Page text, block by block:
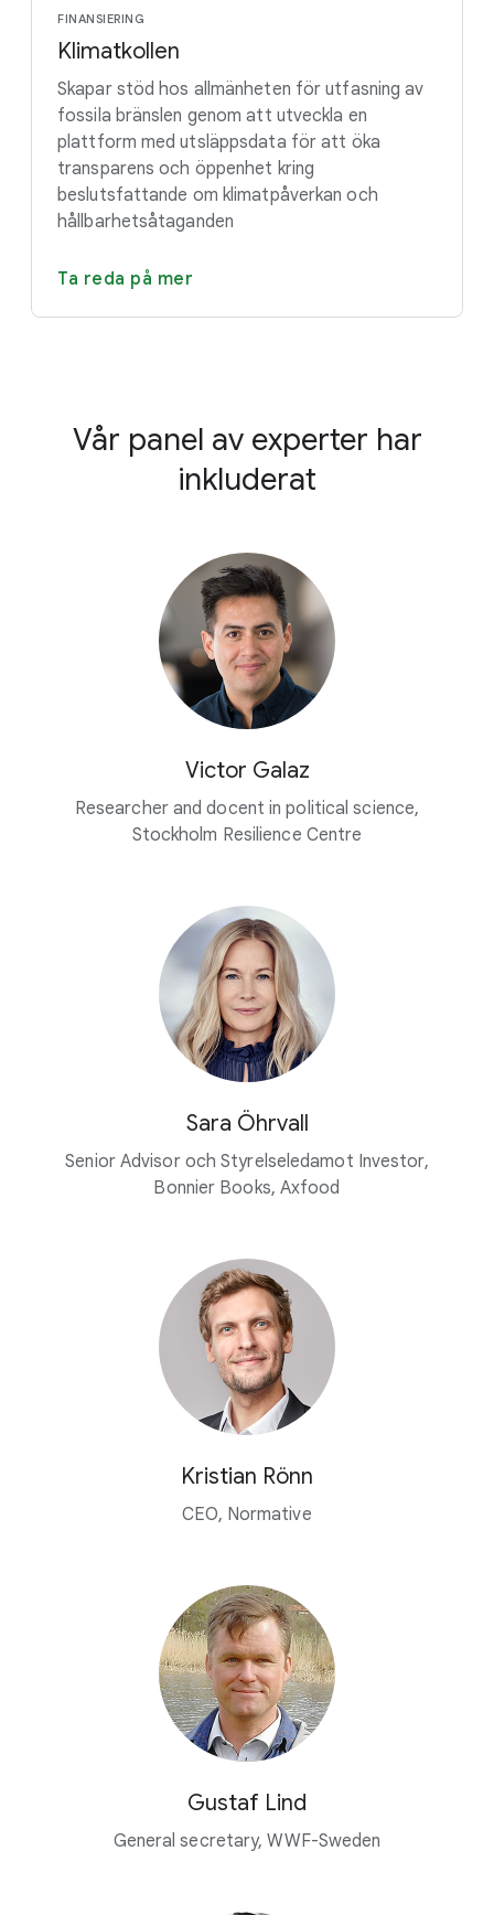
FINANSIERING
Klimatkollen
Skapar stöd hos allmänheten för utfasning av
fossila bränslen genom att utveckla en
plattform med utsläppsdata för att öka
transparens och öppenhet kring
beslutsfattande om klimatpåverkan och
hållbarhetsåtaganden
Ta reda på mer
Vår panel av experter har
inkluderat
Victor Galaz
Researcher and docent in political science,
Stockholm Resilience Centre
Sara Öhrvall
Senior Advisor och Styrelseledamot Investor,
Bonnier Books, Axfood
Kristian Rönn
CEO, Normative
Gustaf Lind
General secretary, WWF-Sweden